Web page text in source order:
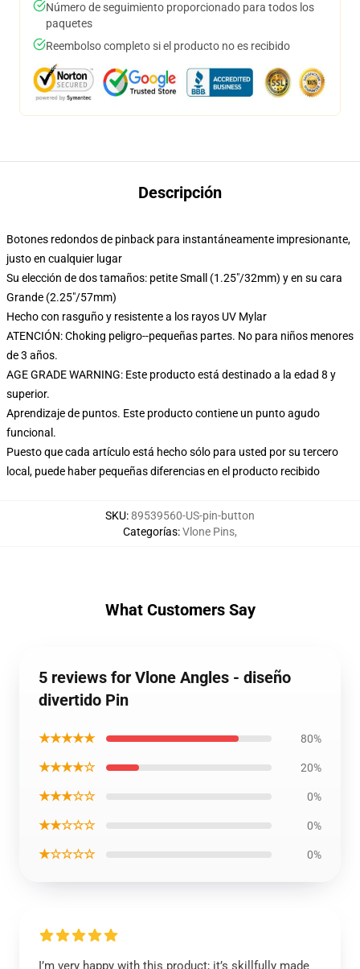
Número de seguimiento proporcionado para todos los
paquetes
Reembolso completo si el producto no es recibido
Descripción
Botones redondos de pinback para instantáneamente impresionante,
justo en cualquier lugar
Su elección de dos tamaños: petite Small (1.25"/32mm) y en su cara
Grande (2.25"/57mm)
Hecho con rasguño y resistente a los rayos UV Mylar
ATENCIÓN: Choking peligro--pequeñas partes. No para niños menores
de 3 años.
AGE GRADE WARNING: Este producto está destinado a la edad 8 y
superior.
Aprendizaje de puntos. Este producto contiene un punto agudo
funcional.
Puesto que cada artículo está hecho sólo para usted por su tercero
local, puede haber pequeñas diferencias en el producto recibido
SKU:89539560-US-pin-button
Categorías:Vlone Pins,
What Customers Say
5 reviews for Vlone Angles - diseño
divertido Pin
★★★★★ 80%
★★★★☆ 20%
★★★☆☆ 0%
★★☆☆☆ 0%
★☆☆☆☆ 0%
I’m very happy with this product; it’s skillfully made